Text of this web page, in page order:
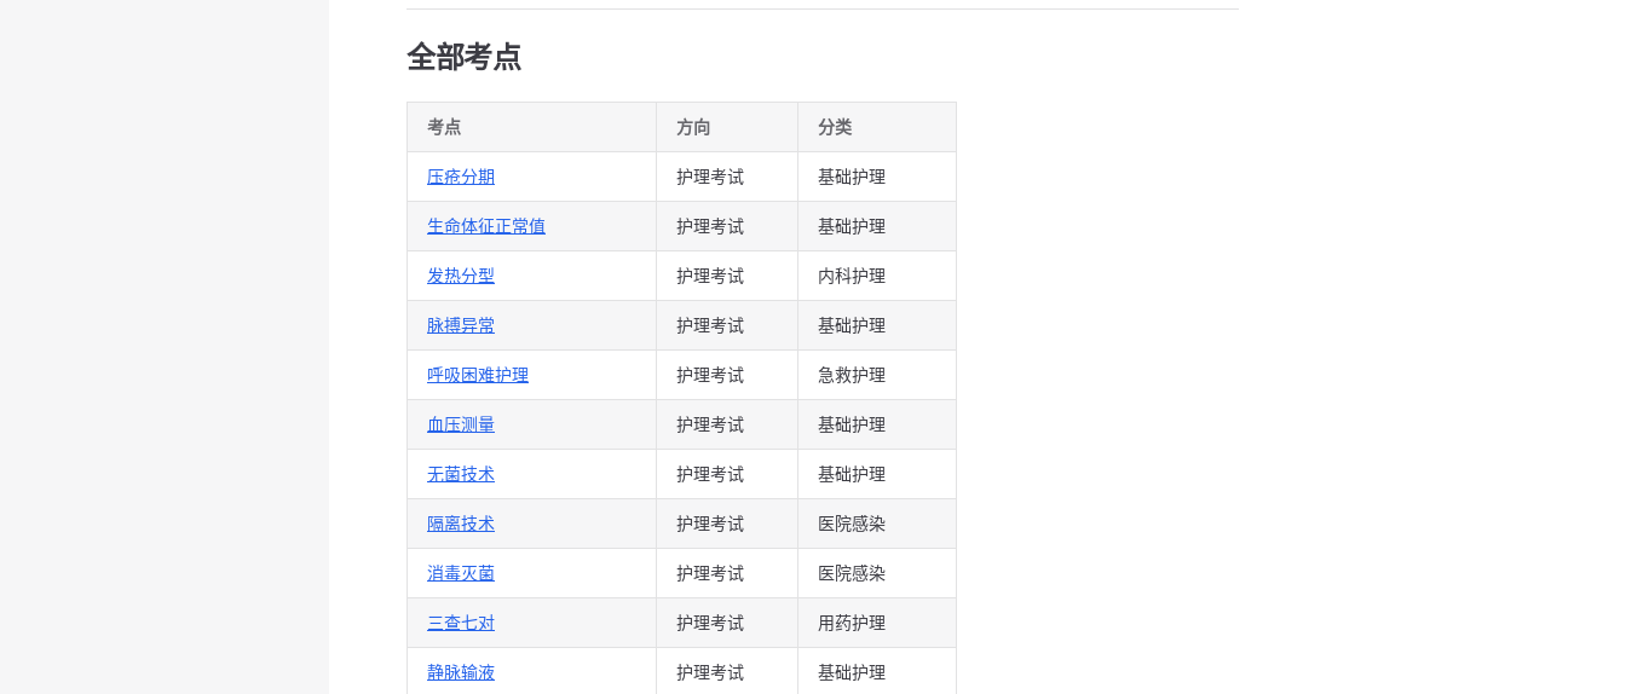
全部考点
考点 方向 分类
压疮分期 护理考试 基础护理
生命体征正常值 护理考试 基础护理
发热分型 护理考试 内科护理
脉搏异常 护理考试 基础护理
呼吸困难护理 护理考试 急救护理
血压测量 护理考试 基础护理
无菌技术 护理考试 基础护理
隔离技术 护理考试 医院感染
消毒灭菌 护理考试 医院感染
三查七对 护理考试 用药护理
静脉输液 护理考试 基础护理